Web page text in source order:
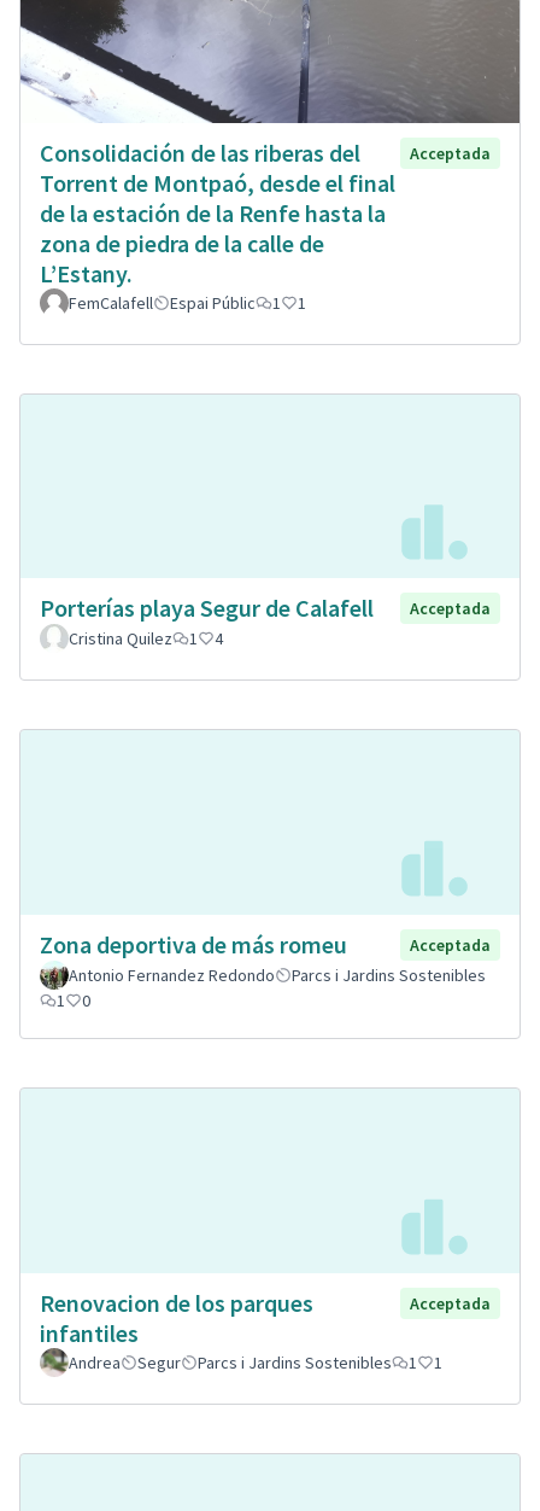
Consolidación de las riberas del
Torrent de Montpaó, desde el final
de la estación de la Renfe hasta la
zona de piedra de la calle de
L’Estany.
Acceptada
FemCalafell Espai Públic 1 1
Porterías playa Segur de Calafell
Acceptada
Cristina Quilez
1 4
Zona deportiva de más romeu
Acceptada
Antonio Fernandez Redondo
Parcs i Jardins Sostenibles
1
0
Renovacion de los parques
infantiles
Acceptada
Andrea Segur Parcs i Jardins Sostenibles 1 1